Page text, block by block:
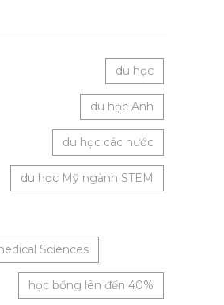
du học
du học Anh
du học các nước
du học Mỹ ngành STEM
Sciences
học bổng lên đến 40%